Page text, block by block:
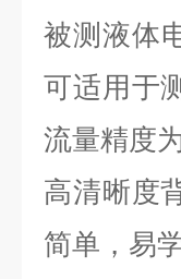
被测液体
可适用于
流量精度
高清晰度
简单，易